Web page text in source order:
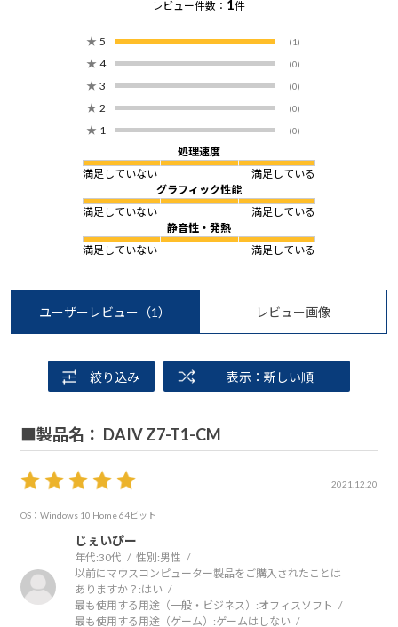
レビュー件数： 1件
★ 5 (1)
★ 4 (0)
★ 3 (0)
★ 2 (0)
★ 1 (0)
処理速度
満足していない
満足している
グラフィック性能
満足していない
満足している
静音性・発熱
満足していない
満足している
ユーザーレビュー （1） レビュー画像
絞り込み 表示：新しい順
■製品名： DAIV Z7-T1-CM
2021.12.20
OS：Windows 10 Home 64ビット
じぇいぴー
年代:30代 性別:男性
以前にマウスコンピューター製品をご購入されたことは
ありますか？:はい
最も使用する用途（一般・ビジネス）:オフィスソフト
最も使用する用途（ゲーム）:ゲームはしない